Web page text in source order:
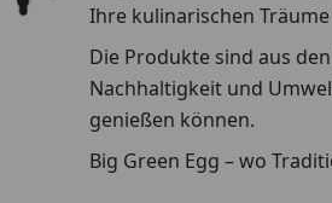
Ihre kulinarischen
Die Produkte sind aus
Nachhaltigkeit und
genießen können.
Big Green Egg – wo